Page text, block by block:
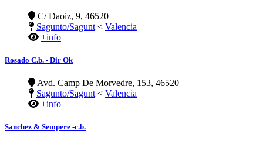
C/ Daoiz, 9, 46520
Sagunto/Sagunt < Valencia
+info
Rosado C.b. - Dir Ok
Avd. Camp De Morvedre, 153, 46520
Sagunto/Sagunt < Valencia
+info
Sanchez & Sempere -c.b.